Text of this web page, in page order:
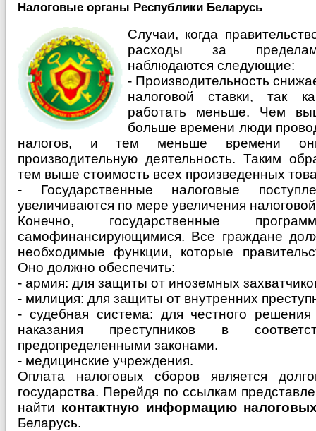
Налоговые органы Республики Беларусь
Случаи, когда
расходы за
наблюдаются следующие:
- Производительность
налоговой ставки, так
работать меньше. Чем
больше времени люди
налогов, и тем меньше времени
производительную деятельность. Таким
тем выше стоимость всех произведенных
- Государственные налоговые
увеличиваются по мере увеличения
Конечно, государственные
самофинансирующимися. Все граждане
необходимые функции, которые
Оно должно обеспечить:
- армия: для защиты от иноземных
- милиция: для защиты от внутренних
- судебная система: для честного
наказания преступников в
предопределенными законами.
- медицинские учреждения.
Оплата налоговых сборов является
государства. Перейдя по ссылкам
найти контактную информацию
Беларусь.